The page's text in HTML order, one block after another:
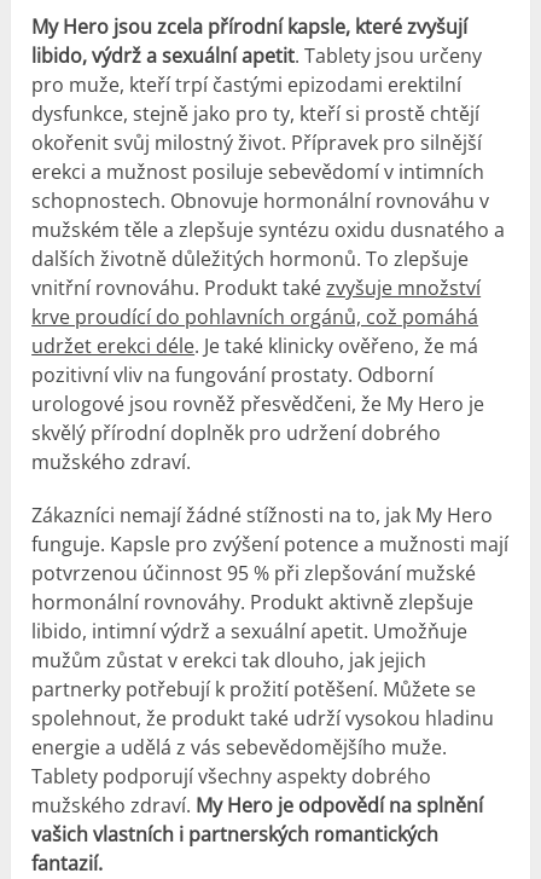
My Hero jsou zcela přírodní kapsle, které zvyšují
libido, výdrž a sexuální apetit. Tablety jsou určeny
pro muže, kteří trpí častými epizodami erektilní
dysfunkce, stejně jako pro ty, kteří si prostě chtějí
okořenit svůj milostný život. Přípravek pro silnější
erekci a mužnost posiluje sebevědomí v intimních
schopnostech. Obnovuje hormonální rovnováhu v
mužském těle a zlepšuje syntézu oxidu dusnatého a
dalších životně důležitých hormonů. To zlepšuje
vnitřní rovnováhu. Produkt takézvyšuje množství
krve proudící do pohlavních orgánů, což pomáhá
udržet erekci déle. Je také klinicky ověřeno, že má
pozitivní vliv na fungování prostaty. Odborní
urologové jsou rovněž přesvědčeni, že My Hero je
skvělý přírodní doplněk pro udržení dobrého
mužského zdraví.
Zákazníci nemají žádné stížnosti na to, jak My Hero
funguje. Kapsle pro zvýšení potence a mužnosti mají
potvrzenou účinnost 95 % při zlepšování mužské
hormonální rovnováhy. Produkt aktivně zlepšuje
libido, intimní výdrž a sexuální apetit. Umožňuje
mužům zůstat v erekci tak dlouho, jak jejich
partnerky potřebují k prožití potěšení. Můžete se
spolehnout, že produkt také udrží vysokou hladinu
energie a udělá z vás sebevědomějšího muže.
Tablety podporují všechny aspekty dobrého
mužského zdraví. My Hero je odpovědí na splnění
vašich vlastních i partnerských romantických
fantazií.